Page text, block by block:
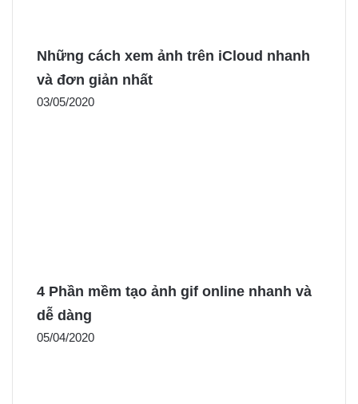
Những cách xem ảnh trên iCloud nhanh
và đơn giản nhất
03/05/2020
4 Phần mềm tạo ảnh gif online nhanh và
dễ dàng
05/04/2020